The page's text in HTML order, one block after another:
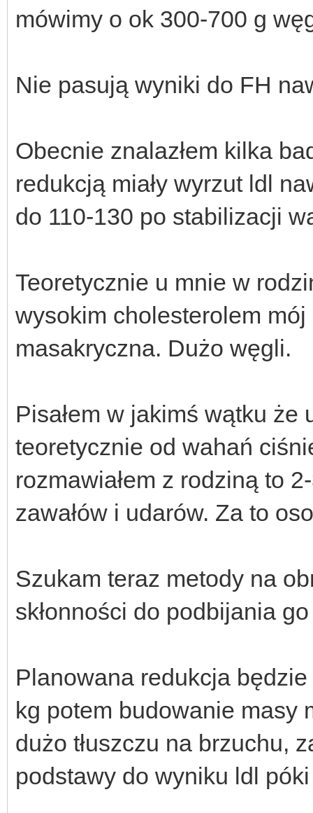
mówimy o ok 300-700 g
Nie pasują wyniki do FH
Obecnie znalazłem kilka
redukcją miały wyrzut ldl
do 110-130 po stabilizacji
Teoretycznie u mnie w
wysokim cholesterolem
masakryczna. Dużo węgli.
Pisałem w jakimś wątku
teoretycznie od wahań
rozmawiałem z rodziną to
zawałów i udarów. Za to
Szukam teraz metody na
skłonności do podbijania
Planowana redukcja
kg potem budowanie masy
dużo tłuszczu na brzuchu,
podstawy do wyniku ldl